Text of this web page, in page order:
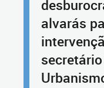
alvarás